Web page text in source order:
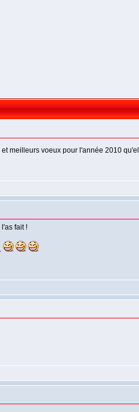
meilleurs voeux pour l'année 2010
l'as fait !